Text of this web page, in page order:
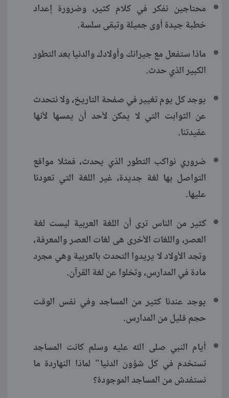
محتاجين نفكر في كلام كثير، وضرورة إعداد
خطبة جيدة أوى جميلة وتبقى سلسة.
ماذا ستفعل مع جيرانك وأولادك والدنيا بعد التطور
الكبير الذي حدث.
يوجد كل يوم تغيير في صفحة التاريخ، ولا نتحدث
عن الثوابت التي لا يمكن لأحد أن يمسها لأنها
عقيدتنا.
ضروري نواكب التطور الذي يحدث، فمثلا مواقع
التواصل بها لغة جديدة، غير اللغة التي تعودنا
عليها.
كثير من الناس ترى أن اللغة العربية ليست لغة
العصر، واللغات الأخرى هى لغات العصر والمعرفة،
وتجد الأولاد لا يريدوا التحدث بالعربية وهي مجرد
مادة في المدارس، وتخلوا عن لغة القرآن.
يوجد عندنا كثير من المساجد وفي نفس الوقت
حجم قليل من المدارس.
أيام النبي صلى الله عليه وسلم كانت المساجد
تستخدم في كل شؤون الدنيا" لماذا النهاردة ما
نستفدش من المساجد الموجودة؟